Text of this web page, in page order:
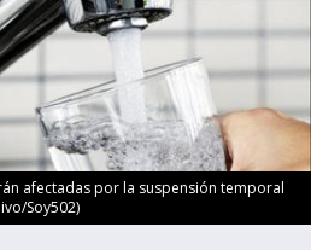
afectadas por la suspensión temporal
Soy502)